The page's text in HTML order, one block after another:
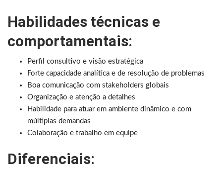
Habilidades técnicas e
comportamentais:
Perfil consultivo e visão estratégica
Forte capacidade analítica e de resolução de problemas
Boa comunicação com stakeholders globais
Organização e atenção a detalhes
Habilidade para atuar em ambiente dinâmico e com
múltiplas demandas
Colaboração e trabalho em equipe
Diferenciais: